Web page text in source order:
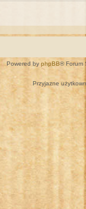
Powered by phpBB® Forum
Przyjazne